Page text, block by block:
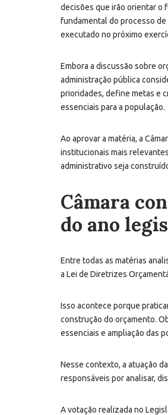
decisões que irão orientar o
fundamental do processo
executado no próximo
Embora a discussão sobre
administração pública
prioridades, define metas e
essenciais para a população.
Ao aprovar a matéria, a
institucionais mais
administrativo seja
Câmara
do ano
Entre todas as matérias
a Lei de Diretrizes
Isso acontece porque
construção do orçamento.
essenciais e ampliação das
Nesse contexto, a atuação
responsáveis por analisar,
A votação realizada no